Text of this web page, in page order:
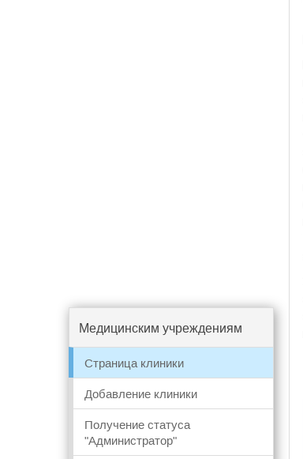
Медицинским учреждениям
Страница клиники
Добавление клиники
Получение статуса
"Администратор"